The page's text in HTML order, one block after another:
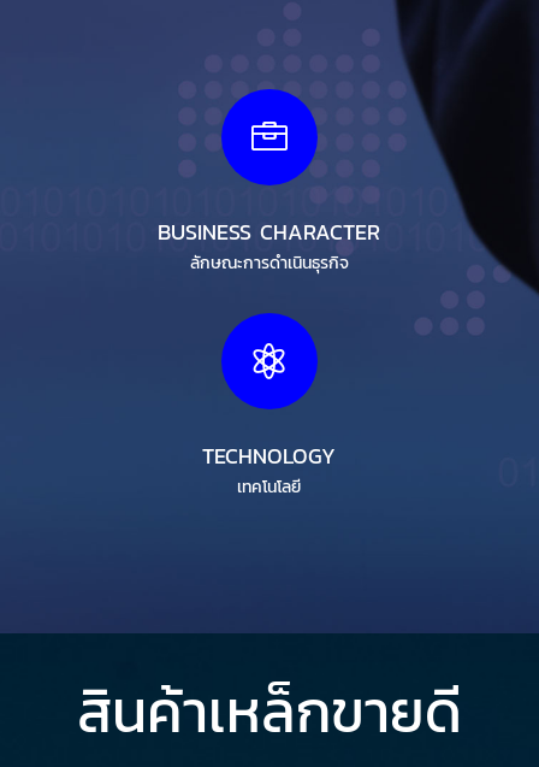

BUSINESS CHARACTER
ลักษณะการดำเนินธุรกิจ

TECHNOLOGY
เทคโนโลยี
สินค้าเหล็กขายดี